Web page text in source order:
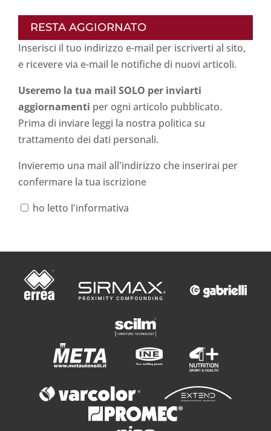
RESTA AGGIORNATO
Inserisci il tuo indirizzo e-mail per iscriverti al sito,
e ricevere via e-mail le notifiche di nuovi articoli.
Useremo la tua mail SOLO per inviarti
aggiornamenti per ogni articolo pubblicato.
Prima di inviare leggi la nostra politica su
trattamento dei dati personali.
Invieremo una mail all'indirizzo che inserirai per
confermare la tua iscrizione
ho letto l'informativa